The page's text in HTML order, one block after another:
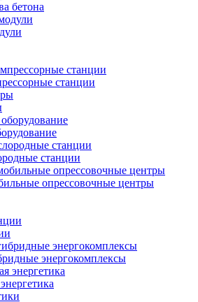
бетона
станции
станции
опрессовочные центры
энергокомплексы